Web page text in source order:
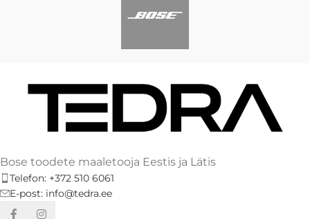
Bose toodete maaletooja Eestis ja Lätis
Telefon: +372 510 6061
E-post: info@tedra.ee